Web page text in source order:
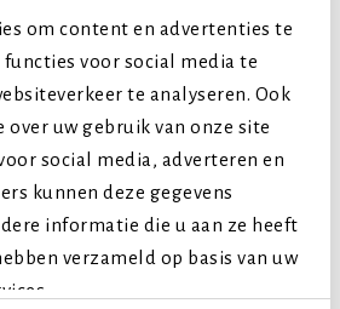
om content en advertenties te
voor social media te
te analyseren. Ook
uw gebruik van onze site
social media, adverteren en
kunnen deze gegevens
informatie die u aan ze heeft
verzameld op basis van uw